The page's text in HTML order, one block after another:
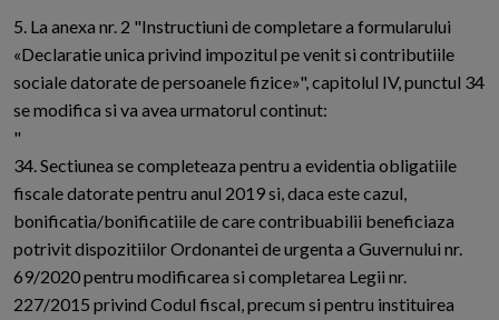
5. La anexa nr. 2 "Instructiuni de completare a formularului
«Declaratie unica privind impozitul pe venit si contributiile
sociale datorate de persoanele fizice»", capitolul IV, punctul 34
se modifica si va avea urmatorul continut:
"
34. Sectiunea se completeaza pentru a evidentia obligatiile
fiscale datorate pentru anul 2019 si, daca este cazul,
bonificatia/bonificatiile de care contribuabilii beneficiaza
potrivit dispozitiilor Ordonantei de urgenta a Guvernului nr.
69/2020 pentru modificarea si completarea Legii nr.
227/2015 privind Codul fiscal, precum si pentru instituirea